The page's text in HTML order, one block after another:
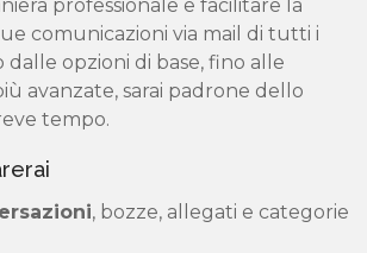
professionale e facilitare la
comunicazioni via mail di tutti i
dalle opzioni di base, fino alle
avanzate, sarai padrone dello
tempo.
, bozze, allegati e categorie